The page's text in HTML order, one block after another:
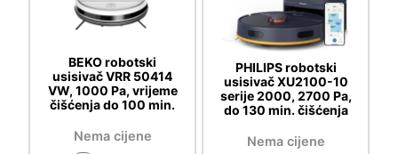
BEKO robotski
usisivač VRR 50414
VW, 1000 Pa, vrijeme
čišćenja do 100 min.
Nema cijene
PHILIPS robotski
usisivač XU2100-10
serije 2000, 2700 Pa,
do 130 min. čišćenja
Nema cijene